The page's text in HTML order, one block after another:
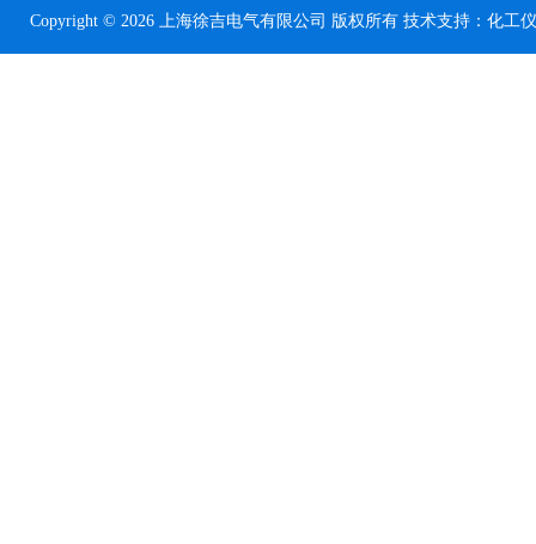
Copyright © 2026 上海徐吉电气有限公司 版权所有 技术支持： 化工